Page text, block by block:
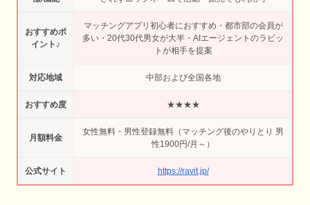
おすすめポ
イント♪
マッチングアプリ初心者におすすめ・都市部の会員が
多い・20代30代男女が大半・AIエージェントのラビッ
トが相手を提案
対応地域 中部および全国各地
おすすめ度 ★★★★
月額料金
女性無料・男性登録無料（マッチング後のやりとり 男
性1900円/月～）
公式サイト https://ravit.jp/